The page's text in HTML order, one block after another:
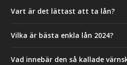
Vart är det lättast att ta lån?
Vilka är bästa enkla lån 2024?
Vad innebär den så kallade